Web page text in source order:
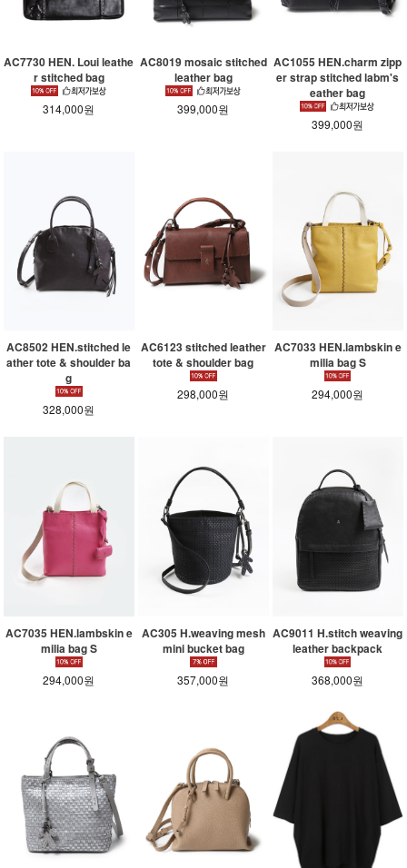
AC7730 HEN. Loui leathe
r stitched bag
314,000원
AC8019 mosaic stitched
leather bag
399,000원
AC1055 HEN.charm zipp
er strap stitched labm's
eather bag
399,000원
AC8502 HEN.stitched le
ather tote & shoulder ba
g
328,000원
AC6123 stitched leather
tote & shoulder bag
298,000원
AC7033 HEN.lambskin e
milia bag S
294,000원
AC7035 HEN.lambskin e
milia bag S
294,000원
AC305 H.weaving mesh
mini bucket bag
357,000원
AC9011 H.stitch weaving
leather backpack
368,000원